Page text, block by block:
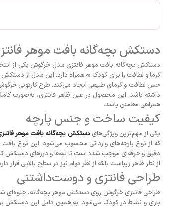
دستکش بچه‌گانه بافت موهر
دستکش بچه‌گانه بافت موهر فانتزی مدل خرگوش یکی از
گرما و لطافت را برای کودک به همراه دارد. این مدل از
حس لطافت و گرمای طبیعی ایجاد می‌کند. طرح کارتونی
داشته باشد. این محصول در عین ظاهر فانتزی، به‌صورت
همراهی مطمئن باشد.
کیفیت ساخت و جنس پارچه
یکی از مهم‌ترین ویژگی‌هایدستکش بچه‌گانه بافت موهر
که از نوع پارچه‌های وارداتی محسوب می‌شود. این نوع
دقیق و حرفه‌ای موجب شده است تا لبه‌ها و درزهای دستکش
از نظر ظاهر زیباست بلکه از نظر دوام نیز در سطح بالایی
طراحی فانتزی و دوست‌داشتنی
طراحی فانتزی خرگوش روی دستکش موهر بچه‌گانه، جلوه‌ای